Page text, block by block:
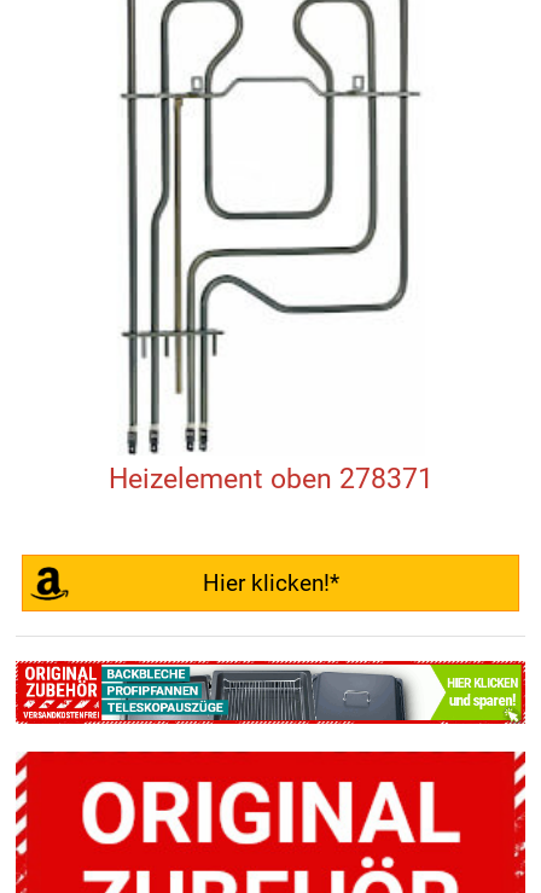
Heizelement oben 278371
Hier klicken!*